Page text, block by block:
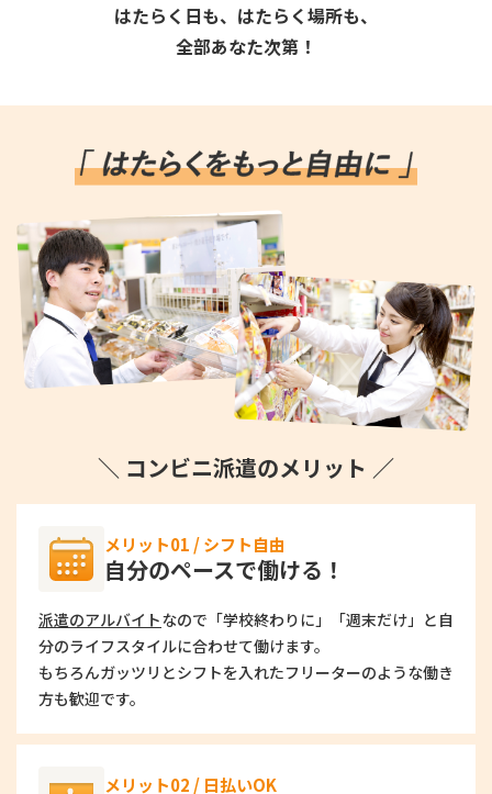
はたらく日も、はたらく場所も、
全部あなた次第！
＼ コンビニ派遣のメリット ／
メリット01 / シフト自由
自分のペースで働ける！
派遣のアルバイトなので「学校終わりに」「週末だけ」と自
分のライフスタイルに合わせて働けます。
もちろんガッツリとシフトを入れたフリーターのような働き
方も歓迎です。
メリット02 / 日払いOK